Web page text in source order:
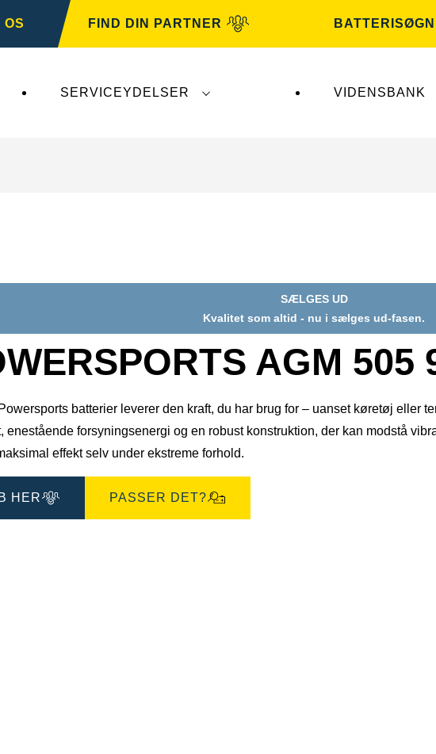
OS FIND DIN PARTNER
SERVICEYDELSER VIDENSBANK
SÆLGES UD
Kvalitet som altid - nu i sælges ud-fasen.
AGM 505
batterier leverer den kraft, du har brug for – uanset køretøj eller
enestående forsyningsenergi og en robust konstruktion, der kan modstå
effekt selv under ekstreme forhold.
HER PASSER DET?